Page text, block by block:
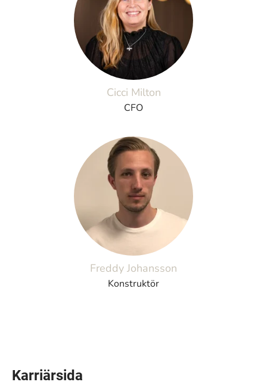
Cicci Milton
CFO
Freddy Johansson
Konstruktör
Karriärsida